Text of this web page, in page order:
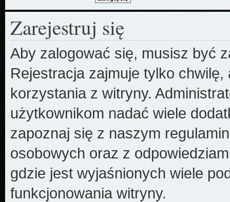
Zarejestruj się
Aby zalogować się, musisz być
Rejestracja zajmuje tylko
korzystania z witryny.
użytkownikom nadać wiele
zapoznaj się z naszym
osobowych oraz z
gdzie jest wyjaśnionych wiele
funkcjonowania witryny.